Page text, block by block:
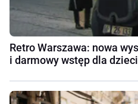
Retro Warszawa: nowa
i darmowy wstęp dla